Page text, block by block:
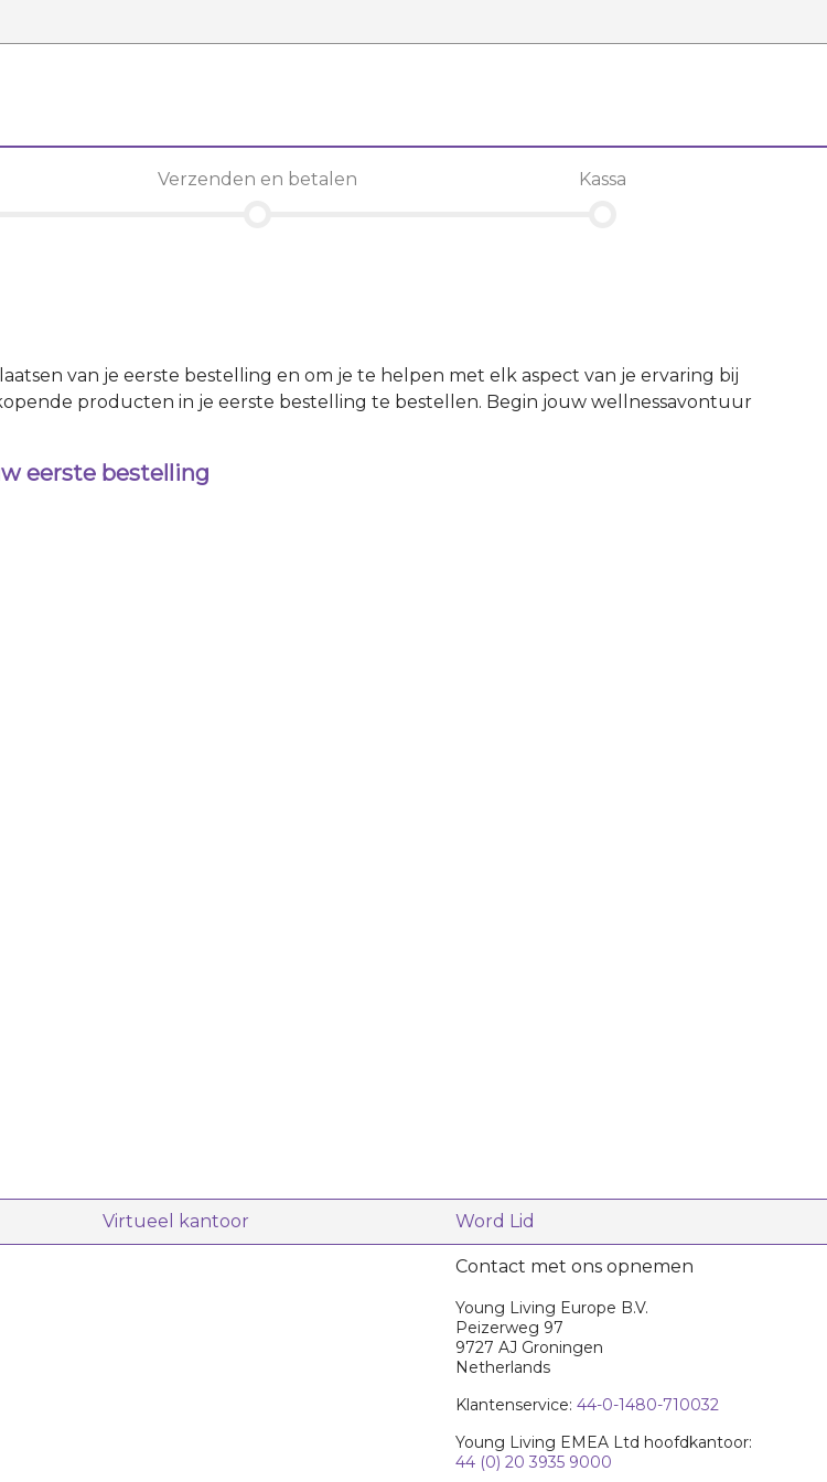
Verzenden en betalen Kassa
van je eerste bestelling en om je te helpen met elk aspect van je ervaring bij
producten in je eerste bestelling te bestellen. Begin jouw wellnessavontuur
eerste bestelling
Virtueel kantoor Word Lid
Contact met ons opnemen
Young Living Europe B.V.
Peizerweg 97
9727 AJ Groningen
Netherlands
Klantenservice: 44-0-1480-710032
Young Living EMEA Ltd hoofdkantoor:
44 (0) 20 3935 9000